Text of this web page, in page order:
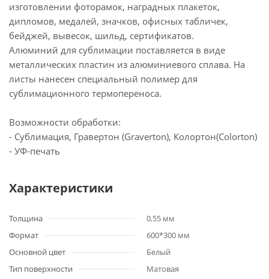
изготовлении фоторамок, наградных плакеток,
дипломов, медалей, значков, офисных табличек,
бейджей, вывесок, шильд, сертификатов.
Алюминий для сублимации поставляется в виде
металлических пластин из алюминиевого сплава. На
листы нанесен специальный полимер для
сублимационного термопереноса.
Возможности обработки:
- Сублимация, Гравертон (Graverton), Колортон(Colorton)
- УФ-печать
Характеристики
Толщина
0,55 мм
Формат
600*300 мм
Основной цвет
Белый
Тип поверхности
Матовая